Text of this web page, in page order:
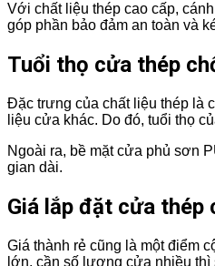
Với chất liệu thép cao cấp,
góp phần bảo đảm an toàn và
Tuổi thọ cửa thép
Đặc trưng của chất liệu thép là
liệu cửa khác. Do đó, tuổi thọ
Ngoài ra, bề mặt cửa phủ sơn
gian dài.
Giá lắp đặt cửa thép
Giá thành rẻ cũng là một điểm
lớn, cần số lượng cửa nhiều